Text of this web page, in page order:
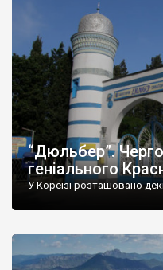
“Дюльбер”.
геніального
У Кореїзі розташовано